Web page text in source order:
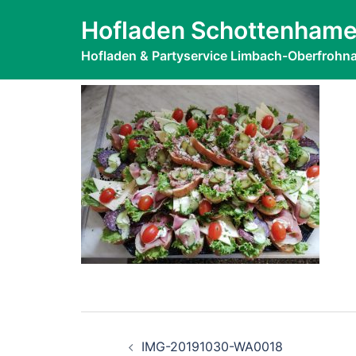
Hofladen
Hofladen & Partyservice Limbach-
IMG-
IMG-20191030-WA0018